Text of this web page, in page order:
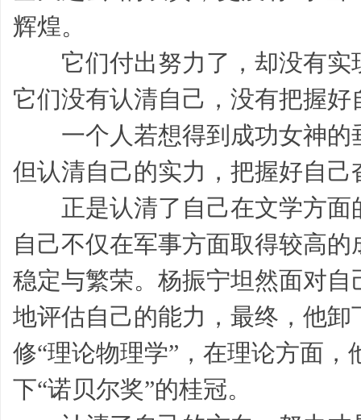
辉煌。
它们付出努力了，却没有实
它们没有认清自己，没有把握
一个人若想得到成功女神的
但认清自己的实力，把握好自
正是认清了自己在文学方面
自己不仅在军事方面取得较高
稳定与繁荣。杨振宁坦然面对
地评估自己的能力，最终，他
修“理论物理学”，在理论方面
下“诺贝尔奖”的桂冠。